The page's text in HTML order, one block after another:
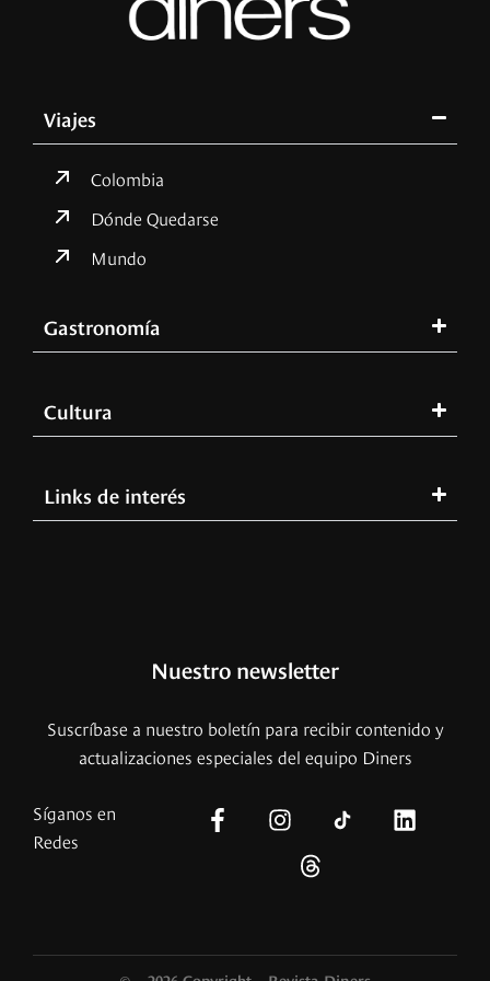
Viajes
Colombia
Dónde Quedarse
Mundo
Gastronomía
Cultura
Links de interés
Nuestro newsletter
Suscríbase a nuestro boletín para recibir contenido y
actualizaciones especiales del equipo Diners
Síganos en
Redes